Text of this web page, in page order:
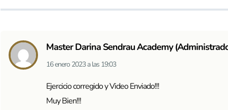
Master Darina Sendrau Academy
16 enero 2023a las 19:03
Ejercicio corregido y Video Enviado!!!
Muy Bien!!!